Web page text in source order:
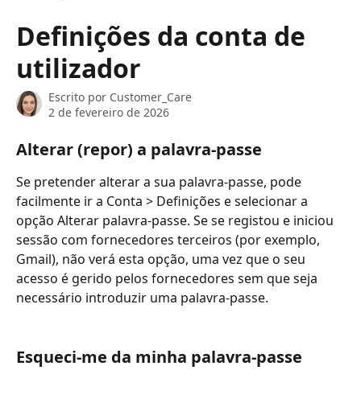
Definições da conta de
utilizador
Escrito por Customer_Care
2 de fevereiro de 2026
Alterar (repor) a palavra-passe
Se pretender alterar a sua palavra-passe, pode
facilmente ir a Conta > Definições e selecionar a
opção Alterar palavra-passe. Se se registou e iniciou
sessão com fornecedores terceiros (por exemplo,
Gmail), não verá esta opção, uma vez que o seu
acesso é gerido pelos fornecedores sem que seja
necessário introduzir uma palavra-passe.
Esqueci-me da minha palavra-passe